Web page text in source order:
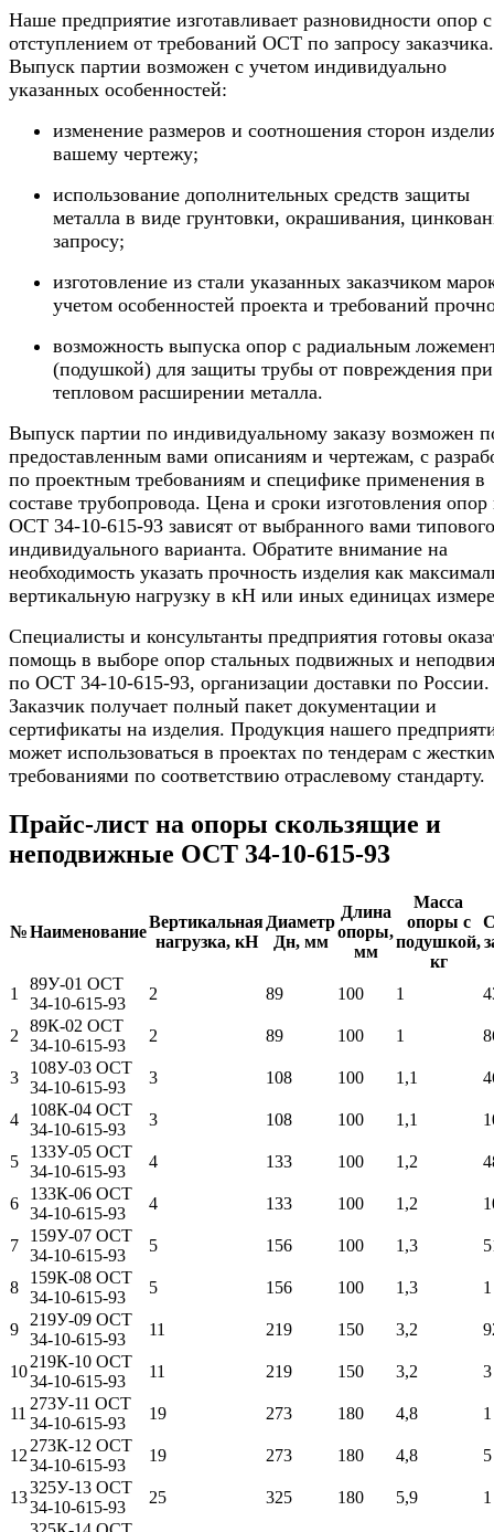
Наше предприятие изготавливает разновидности опор с
отступлением от требований ОСТ по запросу заказчика.
Выпуск партии возможен с учетом индивидуально
указанных особенностей:
изменение размеров и соотношения сторон
вашему чертежу;
использование дополнительных средств защиты
металла в виде грунтовки, окрашивания,
запросу;
изготовление из стали указанных заказчиком
учетом особенностей проекта и требований
возможность выпуска опор с радиальным
(подушкой) для защиты трубы от повреждения при
тепловом расширении металла.
Выпуск партии по индивидуальному заказу возможен
предоставленным вами описаниям и чертежам, с
по проектным требованиям и специфике применения в
составе трубопровода. Цена и сроки изготовления опор
ОСТ 34-10-615-93 зависят от выбранного вами
индивидуального варианта. Обратите внимание на
необходимость указать прочность изделия как
вертикальную нагрузку в кН или иных единицах
Специалисты и консультанты предприятия готовы
помощь в выборе опор стальных подвижных и
по ОСТ 34-10-615-93, организации доставки по России.
Заказчик получает полный пакет документации и
сертификаты на изделия. Продукция нашего
может использоваться в проектах по тендерам с
требованиями по соответствию отраслевому стандарту.
Прайс-лист на опоры скользящие и
неподвижные ОСТ 34-10-615-93
№Наименование
Вертикальная
нагрузка, кН
Диаметр
Дн, мм
Длина
опоры,
мм
Масса
опоры с
подушкой,
кг
1
89У-01 ОСТ
34-10-615-93
2 89 100 1
2
89К-02 ОСТ
34-10-615-93
2 89 100 1
3
108У-03 ОСТ
34-10-615-93
3 108 100 1,1
4
108К-04 ОСТ
34-10-615-93
3 108 100 1,1
5
133У-05 ОСТ
34-10-615-93
4 133 100 1,2
6
133К-06 ОСТ
34-10-615-93
4 133 100 1,2
7
159У-07 ОСТ
34-10-615-93
5 156 100 1,3
8
159К-08 ОСТ
34-10-615-93
5 156 100 1,3
9
219У-09 ОСТ
34-10-615-93
11 219 150 3,2
10
219К-10 ОСТ
34-10-615-93
11 219 150 3,2
11
273У-11 ОСТ
34-10-615-93
19 273 180 4,8
12
273К-12 ОСТ
34-10-615-93
19 273 180 4,8
13
325У-13 ОСТ
34-10-615-93
25 325 180 5,9